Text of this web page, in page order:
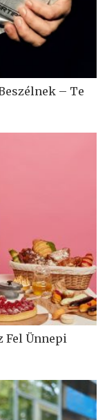
– Te
Fel Ünnepi